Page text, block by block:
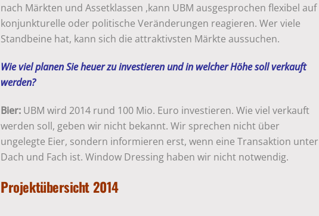
nach Märkten und Assetklassen ,kann UBM ausgesprochen flexibel auf
konjunkturelle oder politische Veränderungen reagieren. Wer viele
Standbeine hat, kann sich die attraktivsten Märkte aussuchen.
Wie viel planen Sie heuer zu investieren und in welcher Höhe soll verkauft
werden?
Bier: UBM wird 2014 rund 100 Mio. Euro investieren. Wie viel verkauft
werden soll, geben wir nicht bekannt. Wir sprechen nicht über
ungelegte Eier, sondern informieren erst, wenn eine Transaktion unter
Dach und Fach ist. Window Dressing haben wir nicht notwendig.
Projektübersicht 2014